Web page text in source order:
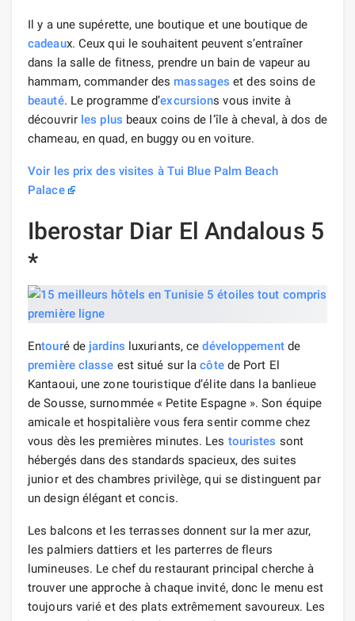
Il y a une supérette, une boutique et une boutique de
cadeaux. Ceux qui le souhaitent peuvent s’entraîner
dans la salle de fitness, prendre un bain de vapeur au
hammam, commander des massages et des soins de
beauté. Le programme d’excursions vous invite à
découvrir les plus beaux coins de l’île à cheval, à dos de
chameau, en quad, en buggy ou en voiture.
Voir les prix des visites à Tui Blue Palm Beach
Palace
Iberostar Diar El Andalous 5
*
Entouré de jardins luxuriants, cedéveloppementde
première classe est situé sur lacôtede Port El
Kantaoui, une zone touristique d’élite dans la banlieue
de Sousse, surnommée « Petite Espagne ». Son équipe
amicale et hospitalière vous fera sentir comme chez
vous dès les premières minutes. Les touristes sont
hébergés dans des standards spacieux, des suites
junior et des chambres privilège, qui se distinguent par
un design élégant et concis.
Les balcons et les terrasses donnent sur la mer azur,
les palmiers dattiers et les parterres de fleurs
lumineuses. Le chef du restaurant principal cherche à
trouver une approche à chaque invité, donc le menu est
toujours varié et des plats extrêmement savoureux. Les